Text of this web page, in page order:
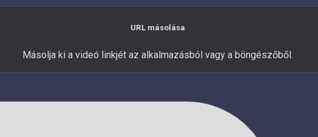
URL másolása
Másolja ki a videó linkjét az alkalmazásból vagy a böngészőből.